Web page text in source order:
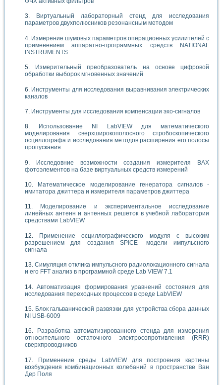
Виртуальный лабораторный стенд для исследования
параметров двухполюсников резонансным методом
Измерение шумовых параметров операционных усилителей с
применением аппаратно-программных средств NATIONAL
INSTRUMENTS
Измерительный преобразователь на основе цифровой
обработки выборок мгновенных значений
Инструменты для исследования выравнивания электрических
каналов
Инструменты для исследования компенсации эхо-сигналов
Использование NI LabVIEW для математического
моделирования сверхширокополосного стробоскопического
осциллографа и исследования методов расширения его полосы
пропускания
Исследовние возможности создания измерителя ВАХ
фотоэлементов на базе виртуальных средств измерений
Математическое моделирование генератора сигналов -
имитатора джиттера и измерителя параметров джиттера
Моделирование и экспериментальное исследование
линейных антенн и антенных решеток в учебной лаборатории
средствами LabVIEW
Применение осциллографического модуля с высоким
разрешением для создания SPICE- модели импульсного
сигнала
Симуляция отклика импульсного радиолокационного сигнала
и его FFT анализ в программной среде Lab VIEW 7.1
Автоматизация формирования уравнений состояния для
исследования переходных процессов в среде LabVIEW
Блок гальванической развязки для устройства сбора данных
NI USB-6009
Разработка автоматизированного стенда для измерения
относительного остаточного электросопротивления (RRR)
сверхпроводников
Применение среды LabVIEW для построения картины
возбуждения комбинационных колебаний в пространстве Ван
Дер Поля